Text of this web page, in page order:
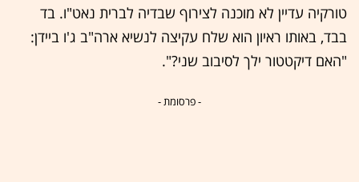
טורקיה עדיין לא מוכנה לצירוף שבדיה לברית נאט"ו. בד
בבד, באותו ראיון הוא שלח עקיצה לנשיא ארה"ב ג'ו ביידן:
"האם דיקטטור ילך לסיבוב שני?".
- פרסומת -